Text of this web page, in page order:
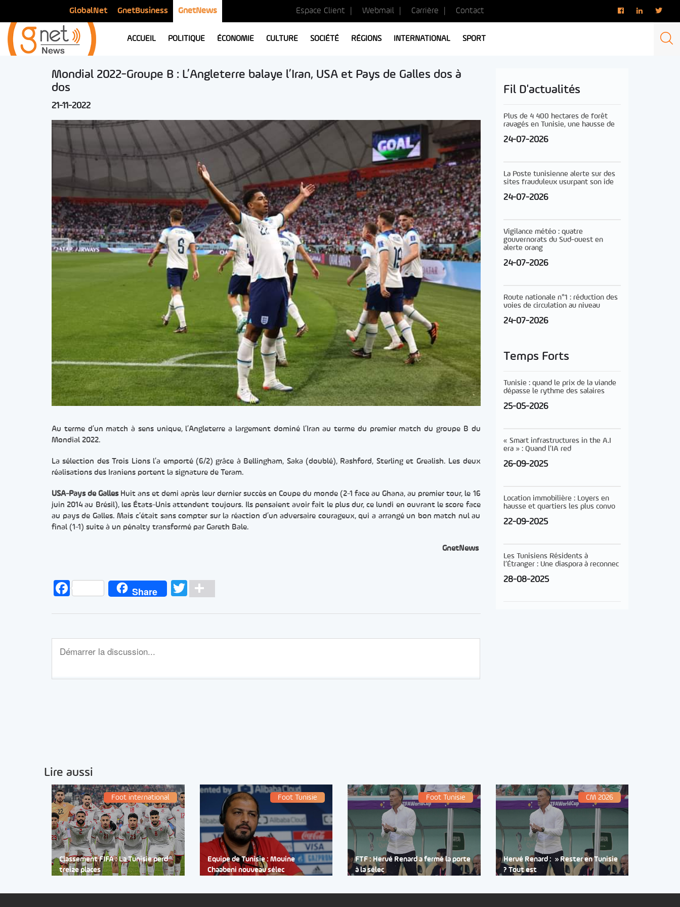
GlobalNet GnetBusiness GnetNews Espace Client Webmail Carrière Contact
ACCUEIL POLITIQUE ÉCONOMIE CULTURE SOCIÉTÉ RÉGIONS INTERNATIONAL SPORT
Mondial 2022-Groupe B : L’Angleterre balaye l’Iran, USA et Pays de Galles dos à
dos
21-11-2022
Au terme d’un match à sens unique, l’Angleterre a largement dominé l’Iran au terme du premier match du groupe B du
Mondial 2022.
La sélection des Trois Lions l’a emporté (6/2) grâce à Bellingham, Saka (doublé), Rashford, Sterling et Grealish. Les deux
réalisations des Iraniens portent la signature de Teram.
USA-Pays de GallesHuit ans et demi après leur dernier succès en Coupe du monde (2-1 face au Ghana, au premier tour, le 16
juin 2014 au Brésil), les États-Unis attendent toujours. Ils pensaient avoir fait le plus dur, ce lundi en ouvrant le score face
au pays de Galles. Mais c’était sans compter sur la réaction d’un adversaire courageux, qui a arrangé un bon match nul au
final (1-1) suite à un pénalty transformé par Gareth Bale.
GnetNews
FacebookShare Twitter
Fil D'actualités
Plus de 4 400 hectares de forêt
ravagés en Tunisie, une hausse de
24-07-2026
La Poste tunisienne alerte sur des
sites frauduleux usurpant son ide
24-07-2026
Vigilance météo : quatre
gouvernorats du Sud-ouest en
alerte orang
24-07-2026
Route nationale n°1 : réduction des
voies de circulation au niveau
24-07-2026
Temps Forts
Tunisie : quand le prix de la viande
dépasse le rythme des salaires
25-05-2026
« Smart infrastructures in the A.I
era » : Quand l’IA red
26-09-2025
Location immobilière : Loyers en
hausse et quartiers les plus convo
22-09-2025
Les Tunisiens Résidents à
l’Étranger : Une diaspora à reconnec
28-08-2025
Lire aussi
Foot international
Classement FIFA : La Tunisie perd
treize places
Foot Tunisie
Equipe de Tunisie : Mouine
Chaabeni nouveau sélec
Foot Tunisie
FTF : Hervé Renard a fermé la porte
à la sélec
CM 2026
Hervé Renard : » Rester en Tunisie
? Tout est